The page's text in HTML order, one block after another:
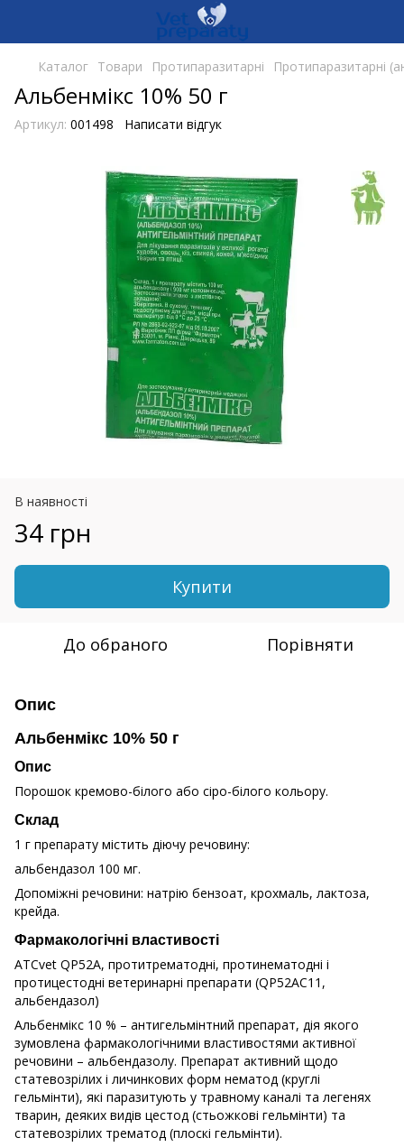
Каталог Товари Протипаразитарні Протипаразитарні
Альбенмікс 10% 50 г
Артикул: 001498 Написати відгук
В наявності
34 грн
Купити
До обраного Порівняти
Опис
Альбенмікс 10% 50 г
Опис
Порошок кремово-білого або сіро-білого кольору.
Склад
1 г препарату містить діючу речовину:
альбендазол 100 мг.
Допоміжні речовини: натрію бензоат, крохмаль, лактоза,
крейда.
Фармакологічні властивості
АТСvet QР52А, протитрематодні, протинематодні і
протицестодні ветеринарні препарати (QР52АС11,
альбендазол)
Альбенмікс 10 % – антигельмінтний препарат, дія якого
зумовлена фармакологічними властивостями активної
речовини – альбендазолу. Препарат активний щодо
статевозрілих і личинкових форм нематод (круглі
гельмінти), які паразитують у травному каналі та легенях
тварин, деяких видів цестод (стьожкові гельмінти) та
статевозрілих трематод (плоскі гельмінти).